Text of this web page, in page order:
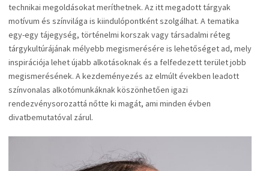
technikai megoldásokat meríthetnek. Az itt megadott tárgyak
motívum és színvilága is kiindulópontként szolgálhat. A tematika
egy-egy tájegység, történelmi korszak vagy társadalmi réteg
tárgykultúrájának mélyebb megismerésére is lehetőséget ad, mely
inspirációja lehet újabb alkotásoknak és a felfedezett terület jobb
megismerésének. A kezdeményezés az elmúlt években leadott
színvonalas alkotómunkáknak köszönhetően igazi
rendezvénysorozattá nőtte ki magát, ami minden évben
divatbemutatóval zárul.